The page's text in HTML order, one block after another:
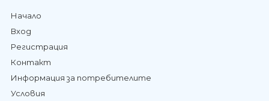
Начало
Вход
Регистрация
Контакт
Информация за потребителите
Условия